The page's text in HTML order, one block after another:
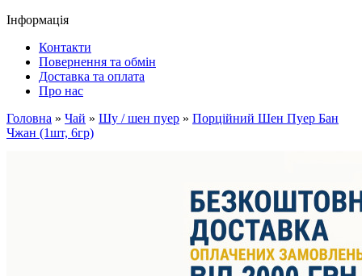
Інформація
Контакти
Повернення та обмін
Доставка та оплата
Про нас
Головна » Чай » Шу / шен пуер » Порційний Шен Пуер Бан
Чжан (1шт, 6гр)